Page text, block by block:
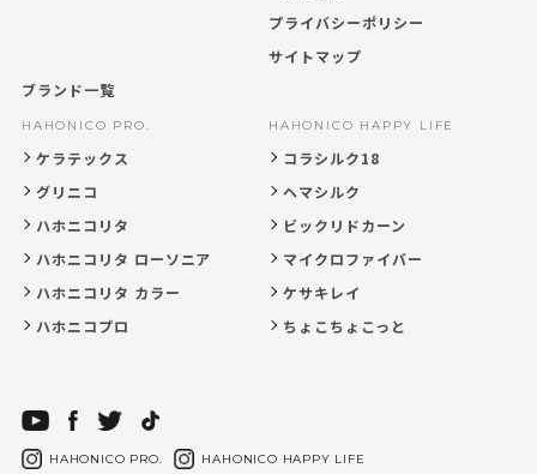
ブランド一覧
HAHONICO PRO.
ケラテックス
グリニコ
ハホニコリタ
ハホニコリタ ローソニア
ハホニコリタ カラー
ハホニコプロ
HAHONICO HAPPY LIFE
コラシルク18
ヘマシルク
ビックリドカーン
マイクロファイバー
ケサキレイ
ちょこちょこっと
プライバシーポリシー
サイトマップ
HAHONICO PRO. HAHONICO HAPPY LIFE